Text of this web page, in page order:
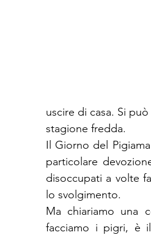
uscire di casa. Si
stagione fredda.
Il Giorno del
particolare
disoccupati a volte
lo svolgimento.
Ma chiariamo una
facciamo i pigri, è